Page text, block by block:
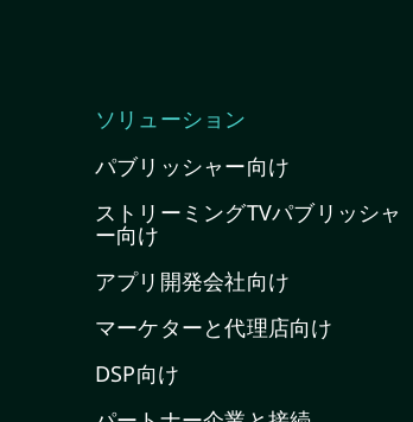
ソリューション
パブリッシャー向け
ストリーミングTVパブリッシャ
ー向け
アプリ開発会社向け
マーケターと代理店向け
DSP向け